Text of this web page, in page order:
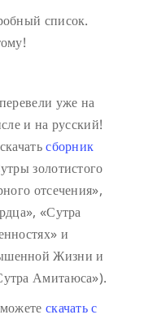
список.
уже на
и на русский!
сборник
золотистого
отсечения»,
«Сутра
и
Жизни и
Амитаюса»).
скачать с